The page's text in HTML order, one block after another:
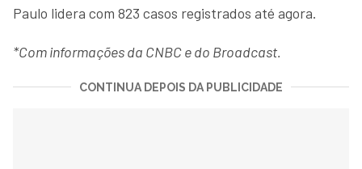
Paulo lidera com 823 casos registrados até agora.
*Com informações da CNBC e do Broadcast.
CONTINUA DEPOIS DA PUBLICIDADE